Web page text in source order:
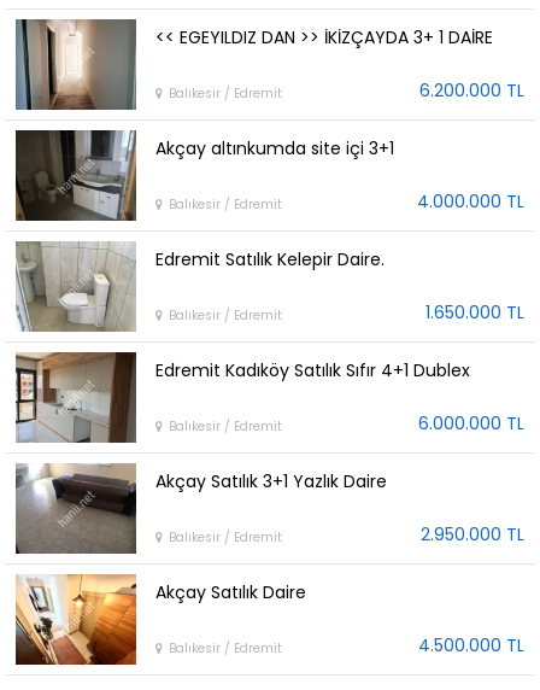
<< EGEYILDIZ DAN >> İKİZÇAYDA 3+ 1 DAİRE
Balıkesir / Edremit 6.200.000 TL
Akçay altınkumda site içi 3+1
Balıkesir / Edremit 4.000.000 TL
Edremit Satılık Kelepir Daire.
Balıkesir / Edremit 1.650.000 TL
Edremit Kadıköy Satılık Sıfır 4+1 Dublex
Balıkesir / Edremit 6.000.000 TL
Akçay Satılık 3+1 Yazlık Daire
Balıkesir / Edremit 2.950.000 TL
Akçay Satılık Daire
Balıkesir / Edremit 4.500.000 TL